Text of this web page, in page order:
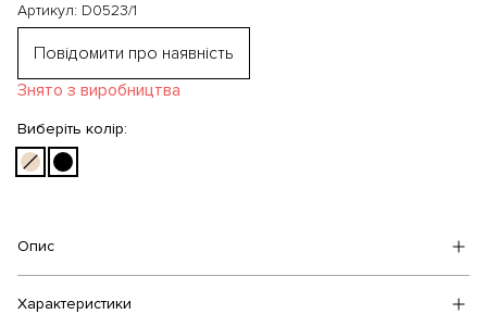
Артикул: D0523/1
Повідомити про наявність
Знято з виробництва
Виберіть колір:
Опис
Характеристики